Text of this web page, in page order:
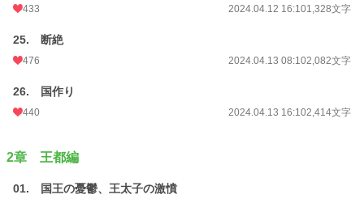
433 2024.04.12 16:101,328文字
25. 断絶
476 2024.04.13 08:102,082文字
26. 国作り
440 2024.04.13 16:102,414文字
2章 王都編
01. 国王の憂鬱、王太子の激憤